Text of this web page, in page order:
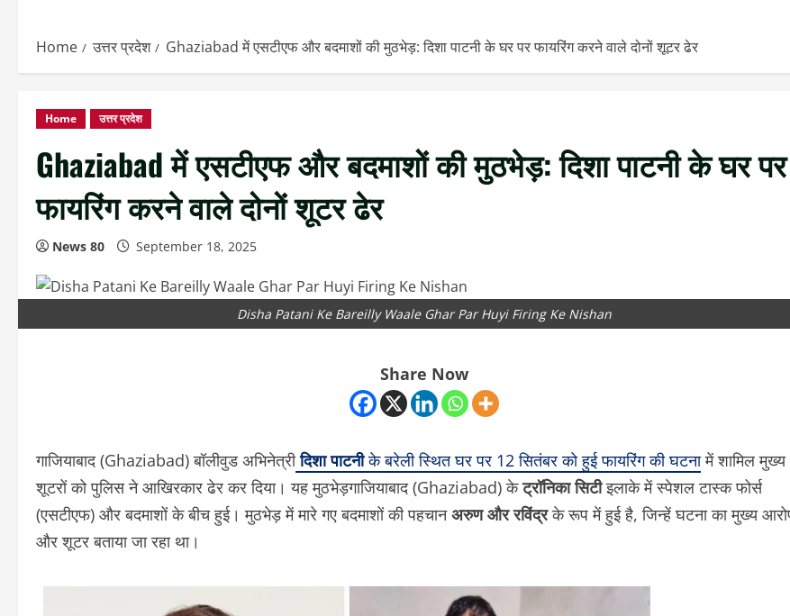
Home उत्तर प्रदेश Ghaziabad में एसटीएफ और बदमाशों की मुठभेड़: दिशा पाटनी के घर पर फायरिंग करने वाले दोनों शूटर ढेर
Home उत्तर प्रदेश
Ghaziabad में एसटीएफ और बदमाशों की मुठभेड़: दिशा पाटनी के घर पर
फायरिंग करने वाले दोनों शूटर ढेर
News 80 September 18, 2025
Disha Patani Ke Bareilly Waale Ghar Par Huyi Firing Ke Nishan
Share Now
गाजियाबाद (Ghaziabad) बॉलीवुड अभिनेत्री दिशा पाटनीके बरेली स्थित घर पर 12 सितंबर को हुई फायरिंग की घटनामें शामिल मुख्य
शूटरों को पुलिस ने आखिरकार ढेर कर दिया। यह मुठभेड़गाजियाबाद (Ghaziabad) केट्रॉनिका सिटीइलाके में स्पेशल टास्क फोर्स
(एसटीएफ) और बदमाशों के बीच हुई। मुठभेड़ में मारे गए बदमाशों की पहचानअरुण और रविंद्रके रूप में हुई है, जिन्हें घटना का मुख्य
और शूटर बताया जा रहा था।